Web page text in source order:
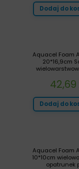
Dodaj do
Aquacel Foam
20*16,9cm
42,69
Dodaj do
Aquacel Foam
10*10cm
opatrunek